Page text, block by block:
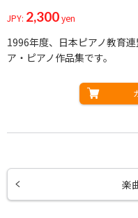
JPY: 2,300yen
1996年度、日本ピアノ教育
ア・ピアノ作品集です。
楽